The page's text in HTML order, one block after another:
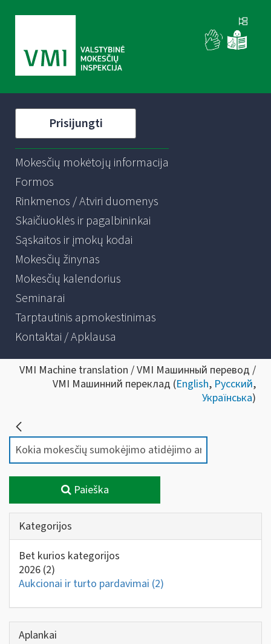
Prisijungti
Mokesčių mokėtojų informacija
Formos
Rinkmenos / Atviri duomenys
Skaičiuoklės ir pagalbininkai
Sąskaitos ir įmokų kodai
Mokesčių žinynas
Mokesčių kalendorius
Seminarai
Tarptautinis apmokestinimas
Kontaktai / Apklausa
VMI Machine translation / VMI Машинный перевод /
VMI Машинний переклад (English, Русский,
Українська)
Paieška
Kategorijos
Bet kurios kategorijos
2026 (2)
Aukcionai ir turto pardavimai (2)
Aplankai